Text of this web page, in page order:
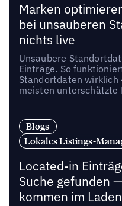
Marken
bei unsauberen
nichts live
Unsaubere
Einträge. So
Standortdaten wirklich
meisten unterschätzte
Blogs
Lokales Listings-
Located-in
Suche gefunden
kommen im